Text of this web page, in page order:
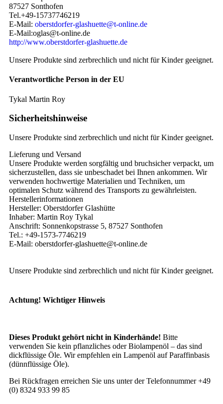
87527 Sonthofen
Tel.+49-15737746219
E-Mail: oberstdorfer-glashuette@t-online.de
E-Mail:oglas@t-online.de
http://www.oberstdorfer-glashuette.de
Unsere Produkte sind zerbrechlich und nicht für Kinder geeignet.
Verantwortliche Person in der EU
Tykal Martin Roy
Sicherheitshinweise
Unsere Produkte sind zerbrechlich und nicht für Kinder geeignet.
Lieferung und Versand
Unsere Produkte werden sorgfältig und bruchsicher verpackt, um
sicherzustellen, dass sie unbeschadet bei Ihnen ankommen. Wir
verwenden hochwertige Materialien und Techniken, um
optimalen Schutz während des Transports zu gewährleisten.
Herstellerinformationen
Hersteller: Oberstdorfer Glashütte
Inhaber: Martin Roy Tykal
Anschrift: Sonnenkopstrasse 5, 87527 Sonthofen
Tel.: +49-1573-7746219
E-Mail: oberstdorfer-glashuette@t-online.de
Unsere Produkte sind zerbrechlich und nicht für Kinder geeignet.
Achtung! Wichtiger Hinweis
Dieses Produkt gehört nicht in Kinderhände! Bitte
verwenden Sie kein pflanzliches oder Biolampenöl – das sind
dickflüssige Öle. Wir empfehlen ein Lampenöl auf Paraffinbasis
(dünnflüssige Öle).
Bei Rückfragen erreichen Sie uns unter der Telefonnummer +49
(0) 8324 933 99 85